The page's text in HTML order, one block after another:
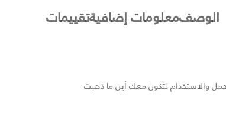
الوصفمعلومات إضافيةتقييمات
والاستخدام لتكون معك أين ما ذهبت